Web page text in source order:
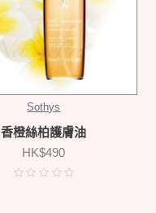
Sothys
香橙絲柏護膚油
HK$490